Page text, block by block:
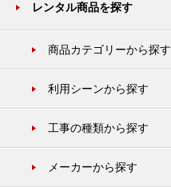
レンタル商品を探す
商品カテゴリーから探す
利用シーンから探す
工事の種類から探す
メーカーから探す